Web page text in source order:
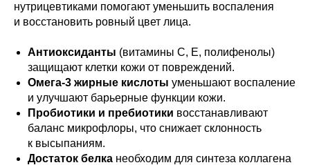
нутрицевтиками помогают уменьшить воспаления
и восстановить ровный цвет лица.
Антиоксиданты (витамины C, E, полифенолы)
защищают клетки кожи от повреждений.
Омега-3 жирные кислоты уменьшают воспаление
и улучшают барьерные функции кожи.
Пробиотики и пребиотики восстанавливают
баланс микрофлоры, что снижает склонность
к высыпаниям.
Достаток белка необходим для синтеза коллагена